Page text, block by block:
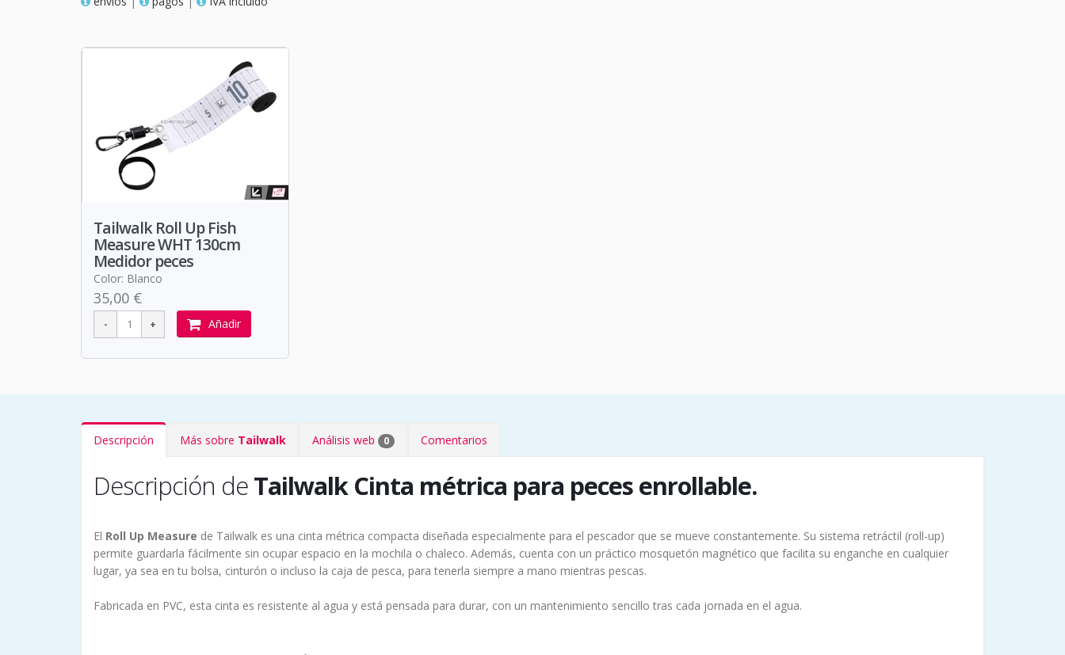
Tailwalk Roll Up Fish
Measure WHT 130cm
Medidor peces
Color: Blanco
35,00 €
Añadir
Descripción Más sobre Tailwalk Análisis web 0 Comentarios
Descripción deTailwalk Cinta métrica para peces enrollable.
El Roll Up Measure de Tailwalk es una cinta métrica compacta diseñada especialmente para el pescador que se mueve constantemente. Su sistema retráctil (roll-up)
permite guardarla fácilmente sin ocupar espacio en la mochila o chaleco. Además, cuenta con un práctico mosquetón magnético que facilita su enganche en cualquier
lugar, ya sea en tu bolsa, cinturón o incluso la caja de pesca, para tenerla siempre a mano mientras pescas.
Fabricada en PVC, esta cinta es resistente al agua y está pensada para durar, con un mantenimiento sencillo tras cada jornada en el agua.